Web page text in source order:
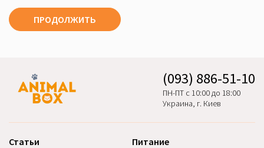
ПРОДОЛЖИТЬ
(093) 886-51-10
ПН-ПТ с 10:00 до 18:00
Украина, г. Киев
Статьи
Питание